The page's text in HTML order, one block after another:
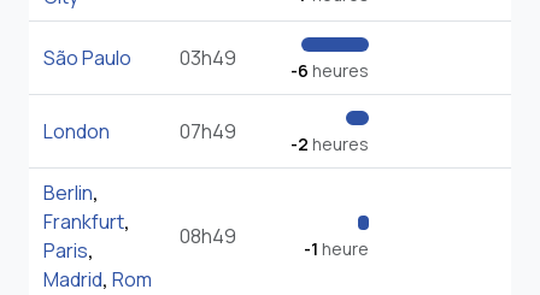
São Paulo 03h49 -6 heures
London 07h49 -2 heures
Berlin,
Frankfurt,
Paris,
Madrid, Rom
08h49 -1 heure